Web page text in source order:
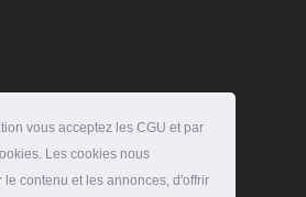
vous acceptez les CGU et par
Les cookies nous
contenu et les annonces, d'offrir